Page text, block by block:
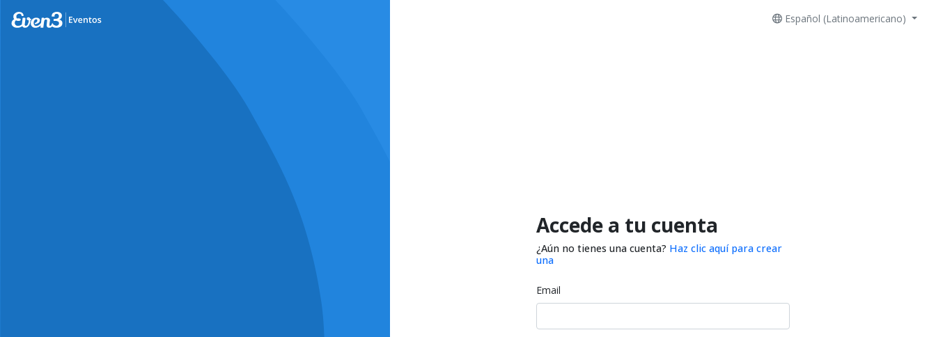
Español (Latinoamericano)
Accede a tu cuenta
¿Aún no tienes una cuenta? Haz clic aquí para crear
una
Email